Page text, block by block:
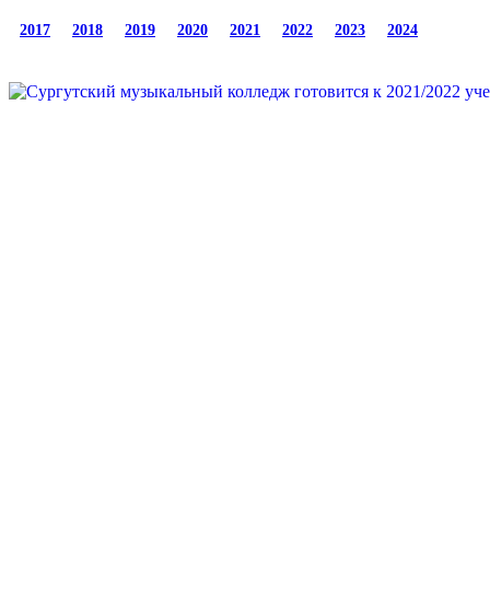
2017 2018 2019 2020 2021 2022 2023 2024